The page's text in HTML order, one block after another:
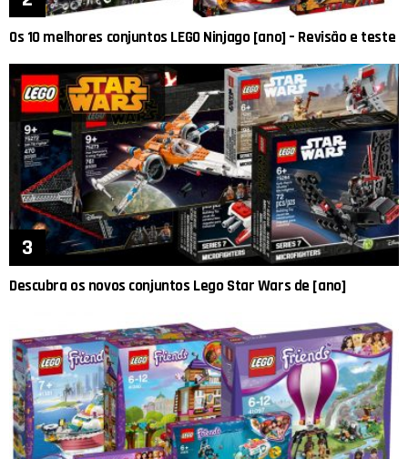
Os 10 melhores conjuntos LEGO Ninjago [ano] – Revisão e teste
Descubra os novos conjuntos Lego Star Wars de [ano]